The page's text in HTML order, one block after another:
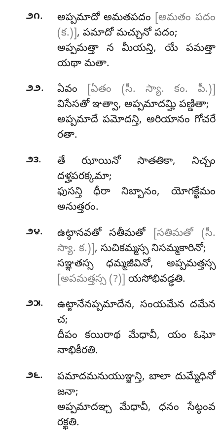
౨౧. అప్పమాదోఅమతపదం [అమతం పదం
(క.)] , పమాదో మచ్చునో పదం;
అప్పమత్తా న మీయన్తి, యే పమత్తా
యథా మతా.
౨౨. ఏవం
[ఏతం (సీ. స్యా. కం. పీ.)]
విసేసతో ఞత్వా, అప్పమాదమ్హి పణ్డితా;
అప్పమాదే పమోదన్తి, అరియానం గోచరే
రతా.
౨౩.
తే ఝాయినో సాతతికా, నిచ్చం
దళ్హపరక్కమా;
ఫుసన్తి ధీరా నిబ్బానం, యోగక్ఖేమం
అనుత్తరం.
౨౪. ఉట్ఠానవతో సతీమతో
[సతిమతో (సీ.
స్యా. క.)], సుచికమ్మస్స నిసమ్మకారినో;
సఞ్ఞతస్స ధమ్మజీవినో, అప్పమత్తస్స
[అపమత్తస్స (?)] యసోభివడ్ఢతి.
౨౫. ఉట్ఠానేనప్పమాదేన, సంయమేన దమేన
చ;
దీపం కయిరాథ మేధావీ, యం ఓఘో
నాభికీరతి.
౨౬.
పమాదమనుయుఞ్జన్తి, బాలా దుమ్మేధినో
జనా;
అప్పమాదఞ్చ మేధావీ, ధనం సేట్ఠంవ
రక్ఖతి.